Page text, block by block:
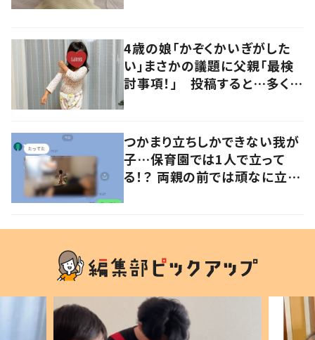
4歳の娘「かぞくかいぎがした
い」まさかの議題に父親「最検
討事項！」 投稿すると…多くの
つかまり立ちしかできない我が
子…保育園では1人で立って
る！？ 両親の前では頑なに立た